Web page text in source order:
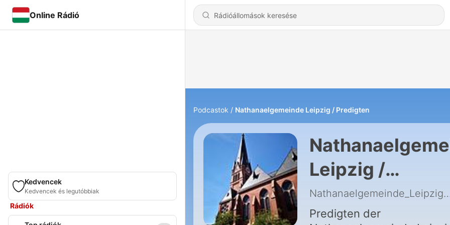
Online Rádió
Kedvencek
Kedvencek és legutóbbiak
Rádiók
Podcastok Nathanaelgemeinde Leipzig / Predigten
Leipzig /
Predigten -
Hallgatás Online
Predigten der